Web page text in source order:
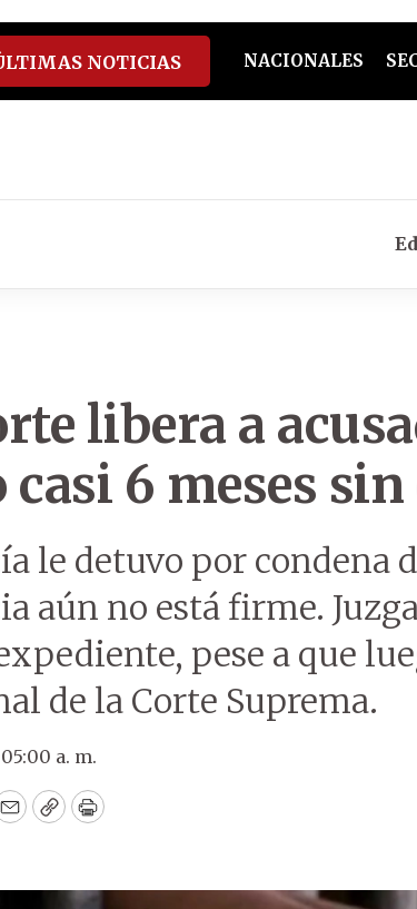
youtube
spotify
NOTICIAS NACIONALES
libera a
casi 6 meses
le detuvo por condena
aún no está firme.
pese a que
de la Corte Suprema.
a. m.
EmailCopyPrint